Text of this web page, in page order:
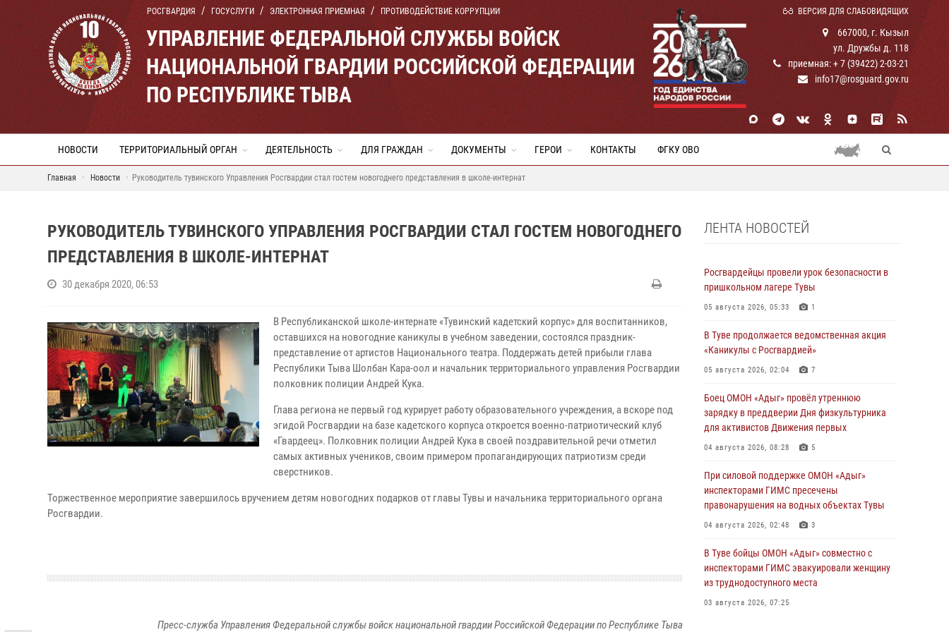
РОСГВАРДИЯ ГОСУСЛУГИ ЭЛЕКТРОННАЯ ПРИЕМНАЯ ПРОТИВОДЕЙСТВИЕ КОРРУПЦИИ ВЕРСИЯ ДЛЯ СЛАБОВИДЯЩИХ
УПРАВЛЕНИЕ ФЕДЕРАЛЬНОЙ СЛУЖБЫ ВОЙСК
НАЦИОНАЛЬНОЙ ГВАРДИИ РОССИЙСКОЙ ФЕДЕРАЦИИ
ПО РЕСПУБЛИКЕ ТЫВА
667000, г. Кызыл
ул. Дружбы д. 118
приемная: + 7 (39422) 2-03-21
info17@rosguard.gov.ru
НОВОСТИ ТЕРРИТОРИАЛЬНЫЙ ОРГАН ДЕЯТЕЛЬНОСТЬ ДЛЯ ГРАЖДАН ДОКУМЕНТЫ ГЕРОИ КОНТАКТЫ ФГКУ ОВО
Главная Новости Руководитель тувинского Управления Росгвардии стал гостем новогоднего представления в школе-интернат
РУКОВОДИТЕЛЬ ТУВИНСКОГО УПРАВЛЕНИЯ РОСГВАРДИИ СТАЛ ГОСТЕМ НОВОГОДНЕГО
ПРЕДСТАВЛЕНИЯ В ШКОЛЕ-ИНТЕРНАТ
30 декабря 2020, 06:53
В Республиканской школе-интернате «Тувинский кадетский корпус» для воспитанников,
оставшихся на новогодние каникулы в учебном заведении, состоялся праздник-
представление от артистов Национального театра. Поддержать детей прибыли глава
Республики Тыва Шолбан Кара-оол и начальник территориального управления Росгвардии
полковник полиции Андрей Кука.
Глава региона не первый год курирует работу образовательного учреждения, а вскоре под
эгидой Росгвардии на базе кадетского корпуса откроется военно-патриотический клуб
«Гвардеец». Полковник полиции Андрей Кука в своей поздравительной речи отметил
самых активных учеников, своим примером пропагандирующих патриотизм среди
сверстников.
Торжественное мероприятие завершилось вручением детям новогодних подарков от главы Тувы и начальника территориального органа
Росгвардии.
Пресс-служба Управления Федеральной службы войск национальной гвардии Российской Федерации по Республике Тыва
ЛЕНТА НОВОСТЕЙ
Росгвардейцы провели урок безопасности в
пришкольном лагере Тувы
05 августа 2026, 05:33 1
В Туве продолжается ведомственная акция
«Каникулы с Росгвардией»
05 августа 2026, 02:04 7
Боец ОМОН «Адыг» провёл утреннюю
зарядку в преддверии Дня физкультурника
для активистов Движения первых
04 августа 2026, 08:28 5
При силовой поддержке ОМОН «Адыг»
инспекторами ГИМС пресечены
правонарушения на водных объектах Тувы
04 августа 2026, 02:48 3
В Туве бойцы ОМОН «Адыг» совместно с
инспекторами ГИМС эвакуировали женщину
из труднодоступного места
03 августа 2026, 07:25